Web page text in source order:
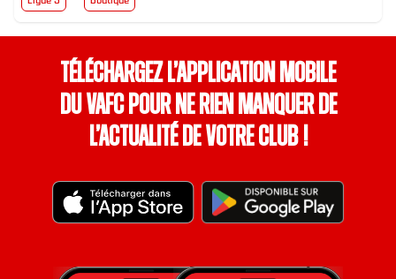
Téléchargez l’application mobile
du VAFC pour ne rien manquer de
l’actualité de votre club !